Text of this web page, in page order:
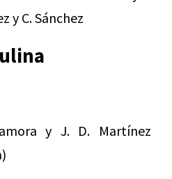
y C. Sánchez
y J. D. Martínez